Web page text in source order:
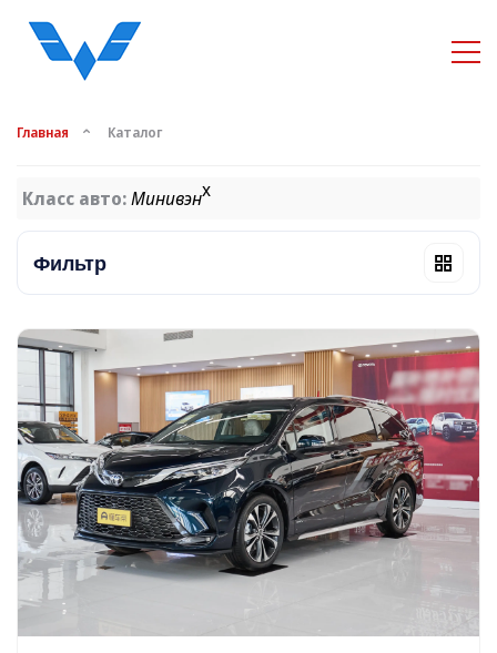
Главная Каталог
Класс авто:Минивэнx
Фильтр